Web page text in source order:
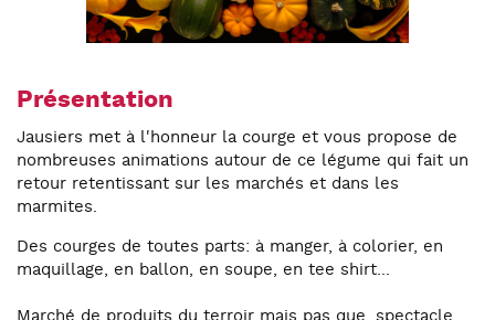
Présentation
Jausiers met à l'honneur la courge et vous propose de
nombreuses animations autour de ce légume qui fait un
retour retentissant sur les marchés et dans les
marmites.
Des courges de toutes parts: à manger, à colorier, en
maquillage, en ballon, en soupe, en tee shirt...